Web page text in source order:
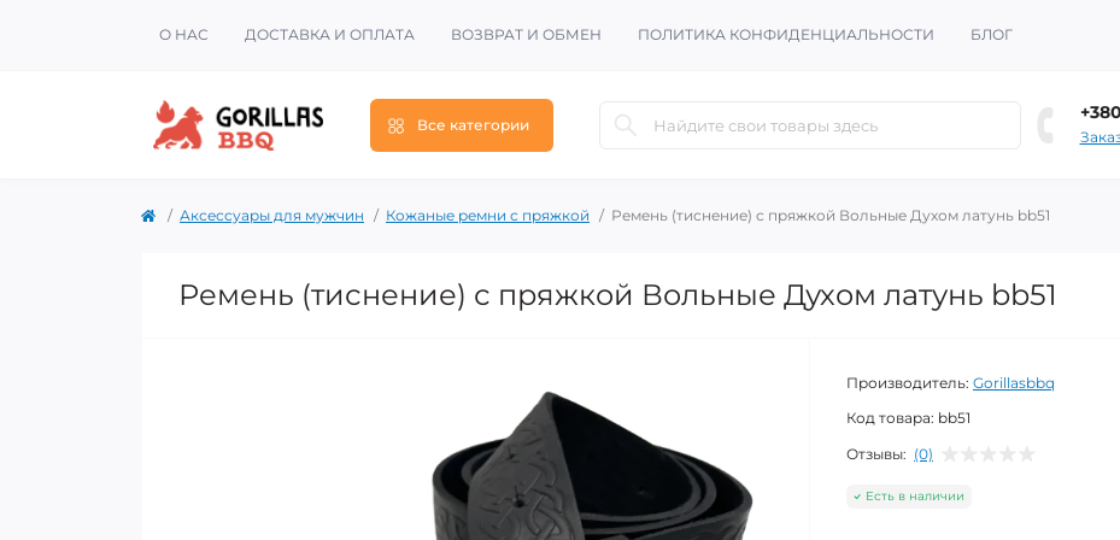
О НАС ДОСТАВКА И ОПЛАТА ВОЗВРАТ И ОБМЕН ПОЛИТИКА КОНФИДЕНЦИАЛЬНОСТИ БЛОГ
Все категории
+380
Аксессуары для мужчин Кожаные ремни с пряжкой Ремень (тиснение) с пряжкой Вольные Духом латунь bb51
Ремень (тиснение) с пряжкой Вольные Духом латунь bb51
Производитель: Gorillasbbq
Код товара: bb51
Отзывы: (0)
Есть в наличии